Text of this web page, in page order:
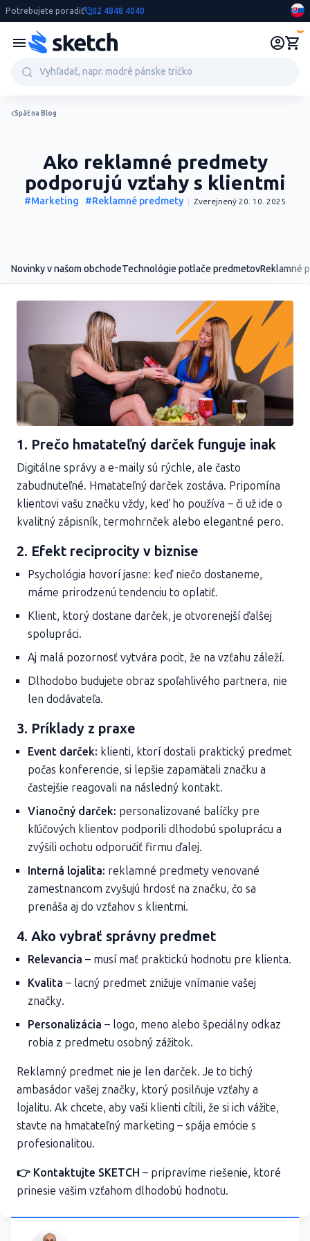
Potrebujete poradiť 02 4848 4040
Späť na Blog
Ako reklamné predmety
podporujú vzťahy s klientmi
#Marketing #Reklamné predmety Zverejnený 20. 10. 2025
Novinky v našom obchodeTechnológie potlače predmetovReklamné
1. Prečo hmatateľný darček funguje inak
Digitálne správy a e-maily sú rýchle, ale často
zabudnuteľné. Hmatateľný darček zostáva. Pripomína
klientovi vašu značku vždy, keď ho používa – či už ide o
kvalitný zápisník, termohrnček alebo elegantné pero.
2. Efekt reciprocity v biznise
Psychológia hovorí jasne: keď niečo dostaneme,
máme prirodzenú tendenciu to oplatiť.
Klient, ktorý dostane darček, je otvorenejší ďalšej
spolupráci.
Aj malá pozornosť vytvára pocit, že na vzťahu záleží.
Dlhodobo budujete obraz spoľahlivého partnera, nie
len dodávateľa.
3. Príklady z praxe
Event darček: klienti, ktorí dostali praktický predmet
počas konferencie, si lepšie zapamätali značku a
častejšie reagovali na následný kontakt.
Vianočný darček: personalizované balíčky pre
kľúčových klientov podporili dlhodobú spoluprácu a
zvýšili ochotu odporučiť firmu ďalej.
Interná lojalita: reklamné predmety venované
zamestnancom zvyšujú hrdosť na značku, čo sa
prenáša aj do vzťahov s klientmi.
4. Ako vybrať správny predmet
Relevancia – musí mať praktickú hodnotu pre klienta.
Kvalita – lacný predmet znižuje vnímanie vašej
značky.
Personalizácia – logo, meno alebo špeciálny odkaz
robia z predmetu osobný zážitok.
Reklamný predmet nie je len darček. Je to tichý
ambasádor vašej značky, ktorý posilňuje vzťahy a
lojalitu. Ak chcete, aby vaši klienti cítili, že si ich vážite,
stavte na hmatateľný marketing – spája emócie s
profesionalitou.
👉 Kontaktujte SKETCH – pripravíme riešenie, ktoré
prinesie vašim vzťahom dlhodobú hodnotu.